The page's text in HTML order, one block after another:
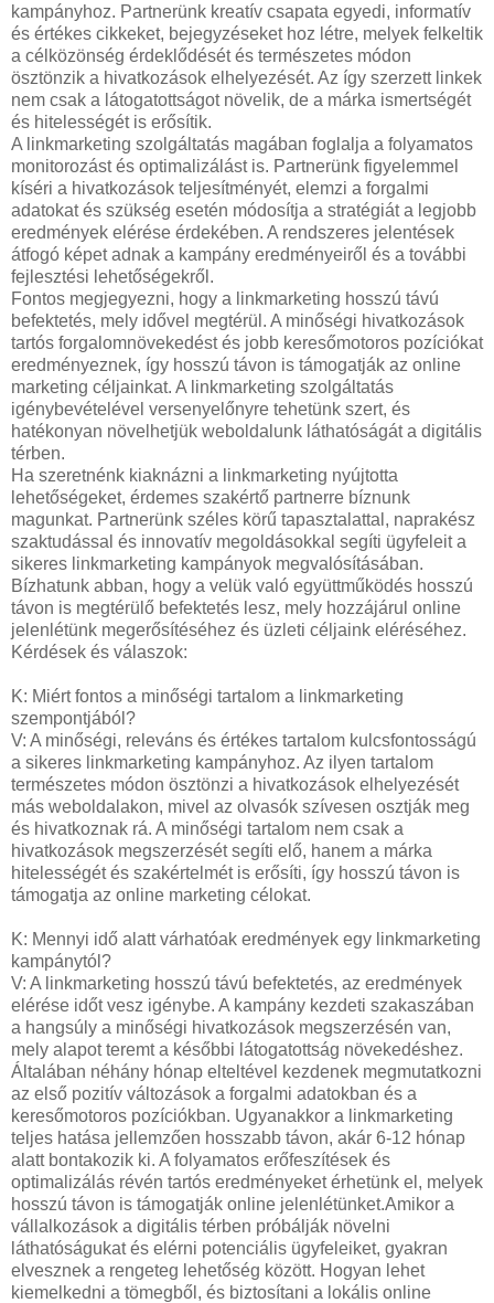
kampányhoz. Partnerünk kreatív csapata egyedi, informatív
és értékes cikkeket, bejegyzéseket hoz létre, melyek felkeltik
a célközönség érdeklődését és természetes módon
ösztönzik a hivatkozások elhelyezését. Az így szerzett linkek
nem csak a látogatottságot növelik, de a márka ismertségét
és hitelességét is erősítik.
A linkmarketing szolgáltatás magában foglalja a folyamatos
monitorozást és optimalizálást is. Partnerünk figyelemmel
kíséri a hivatkozások teljesítményét, elemzi a forgalmi
adatokat és szükség esetén módosítja a stratégiát a legjobb
eredmények elérése érdekében. A rendszeres jelentések
átfogó képet adnak a kampány eredményeiről és a további
fejlesztési lehetőségekről.
Fontos megjegyezni, hogy a linkmarketing hosszú távú
befektetés, mely idővel megtérül. A minőségi hivatkozások
tartós forgalomnövekedést és jobb keresőmotoros pozíciókat
eredményeznek, így hosszú távon is támogatják az online
marketing céljainkat. A linkmarketing szolgáltatás
igénybevételével versenyelőnyre tehetünk szert, és
hatékonyan növelhetjük weboldalunk láthatóságát a digitális
térben.
Ha szeretnénk kiaknázni a linkmarketing nyújtotta
lehetőségeket, érdemes szakértő partnerre bíznunk
magunkat. Partnerünk széles körű tapasztalattal, naprakész
szaktudással és innovatív megoldásokkal segíti ügyfeleit a
sikeres linkmarketing kampányok megvalósításában.
Bízhatunk abban, hogy a velük való együttműködés hosszú
távon is megtérülő befektetés lesz, mely hozzájárul online
jelenlétünk megerősítéséhez és üzleti céljaink eléréséhez.
Kérdések és válaszok:
K: Miért fontos a minőségi tartalom a linkmarketing
szempontjából?
V: A minőségi, releváns és értékes tartalom kulcsfontosságú
a sikeres linkmarketing kampányhoz. Az ilyen tartalom
természetes módon ösztönzi a hivatkozások elhelyezését
más weboldalakon, mivel az olvasók szívesen osztják meg
és hivatkoznak rá. A minőségi tartalom nem csak a
hivatkozások megszerzését segíti elő, hanem a márka
hitelességét és szakértelmét is erősíti, így hosszú távon is
támogatja az online marketing célokat.
K: Mennyi idő alatt várhatóak eredmények egy linkmarketing
kampánytól?
V: A linkmarketing hosszú távú befektetés, az eredmények
elérése időt vesz igénybe. A kampány kezdeti szakaszában
a hangsúly a minőségi hivatkozások megszerzésén van,
mely alapot teremt a későbbi látogatottság növekedéshez.
Általában néhány hónap elteltével kezdenek megmutatkozni
az első pozitív változások a forgalmi adatokban és a
keresőmotoros pozíciókban. Ugyanakkor a linkmarketing
teljes hatása jellemzően hosszabb távon, akár 6-12 hónap
alatt bontakozik ki. A folyamatos erőfeszítések és
optimalizálás révén tartós eredményeket érhetünk el, melyek
hosszú távon is támogatják online jelenlétünket.Amikor a
vállalkozások a digitális térben próbálják növelni
láthatóságukat és elérni potenciális ügyfeleiket, gyakran
elvesznek a rengeteg lehetőség között. Hogyan lehet
kiemelkedni a tömegből, és biztosítani a lokális online